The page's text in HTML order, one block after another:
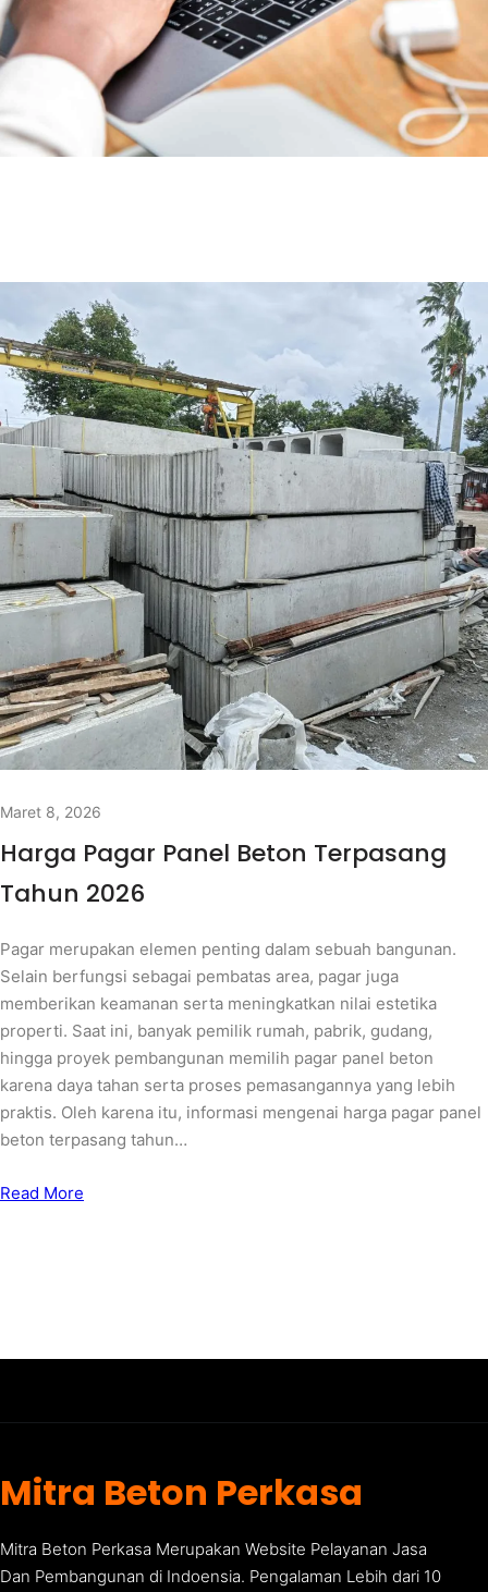
Maret 8, 2026
Harga Pagar Panel Beton Terpasang
Tahun 2026
Pagar merupakan elemen penting dalam sebuah bangunan.
Selain berfungsi sebagai pembatas area, pagar juga
memberikan keamanan serta meningkatkan nilai estetika
properti. Saat ini, banyak pemilik rumah, pabrik, gudang,
hingga proyek pembangunan memilih pagar panel beton
karena daya tahan serta proses pemasangannya yang lebih
praktis. Oleh karena itu, informasi mengenai harga pagar panel
beton terpasang tahun…
Read More
Mitra Beton Perkasa
Mitra Beton Perkasa Merupakan Website Pelayanan Jasa
Dan Pembangunan di Indoensia. Pengalaman Lebih dari 10